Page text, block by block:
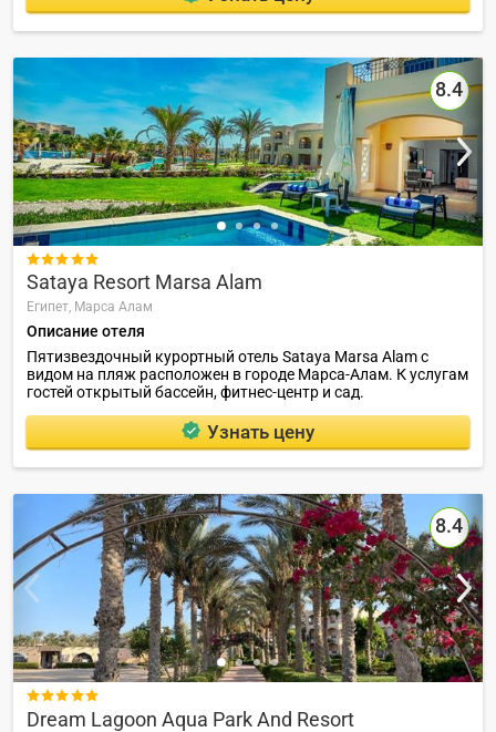
8.4

Sataya Resort Marsa Alam
Египет, Марса Алам
Описание отеля
Пятизвездочный курортный отель Sataya Marsa Alam с
видом на пляж расположен в городе Марса-Алам. К услугам
гостей открытый бассейн, фитнес-центр и сад.
Узнать цену
8.4

Dream Lagoon Aqua Park And Resort